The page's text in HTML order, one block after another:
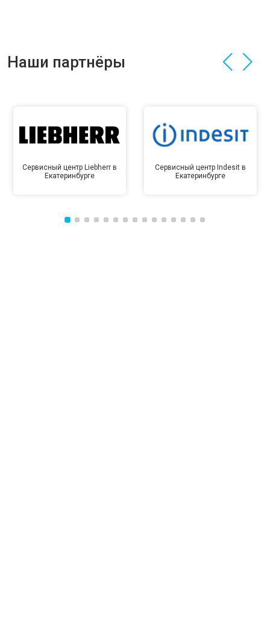
Наши партнёры
Сервисный центр Liebherr в
Екатеринбурге
Сервисный центр Indesit в
Екатеринбурге